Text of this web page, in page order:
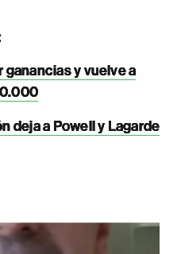
y vuelve a
deja a Powell y Lagarde